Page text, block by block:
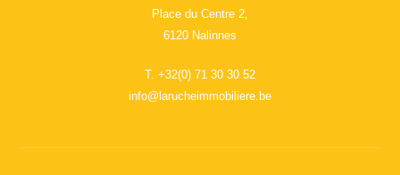
Place du Centre 2,
6120 Nalinnes
T. +32(0) 71 30 30 52
info@larucheimmobiliere.be